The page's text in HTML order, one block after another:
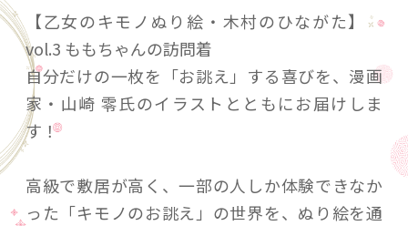
【乙女のキモノぬり絵・木村のひながた】
vol.3 ももちゃんの訪問着
自分だけの一枚を「お誂え」する喜びを、漫画
家・山崎 零氏のイラストとともにお届けしま
す！
高級で敷居が高く、一部の人しか体験できなか
った「キモノのお誂え」の世界を、ぬり絵を通